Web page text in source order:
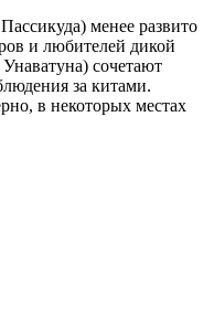
менее развито
и любителей дикой
сочетают
за китами.
в некоторых местах